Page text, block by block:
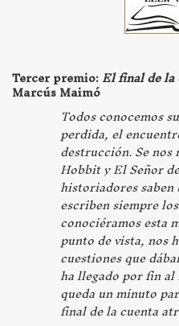
Tercer premio:El final de
Marcús Maimó
Todos conocemos
perdida, el
destrucción. Se
Hobbit y El Señor
historiadores
escriben siempre
conociéramos esta
punto de vista, nos
cuestiones que
ha llegado por fin
queda un minuto
final de la cuenta